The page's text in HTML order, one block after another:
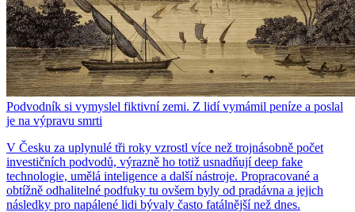
Podvodník si vymyslel fiktivní zemi. Z lidí vymámil peníze a poslal
je na výpravu smrti
V Česku za uplynulé tři roky vzrostl více než trojnásobně počet
investičních podvodů, výrazně ho totiž usnadňují deep fake
technologie, umělá inteligence a další nástroje. Propracované a
obtížně odhalitelné podfuky tu ovšem byly od pradávna a jejich
následky pro napálené lidi bývaly často fatálnější než dnes.